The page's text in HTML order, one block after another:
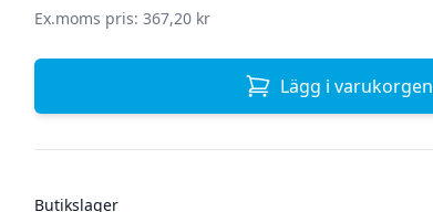
Ex.moms pris: 367,20 kr
Lägg i varukorgen
Butikslager